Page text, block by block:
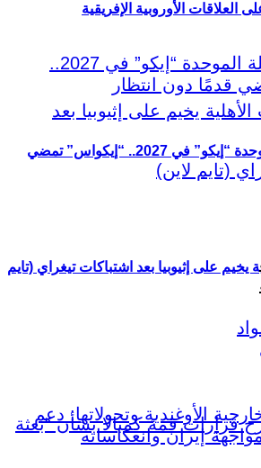
يخيم على إثيوبيا بعد اشتباكات تيغراي (تايم
العلاقات الأوروبية الإفريقية
إطلاق العملة الموحدة “إيكو” في 2027.. “إيكواس” تمضي